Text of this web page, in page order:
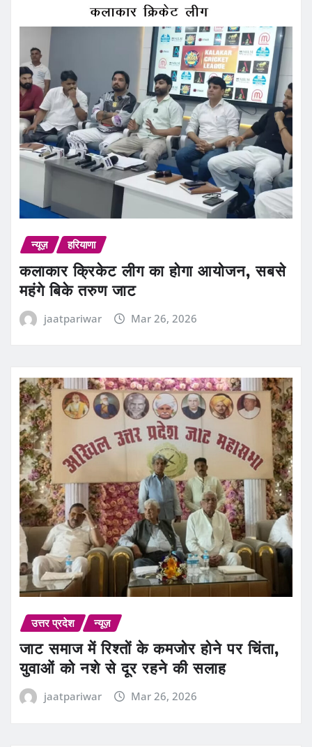
न्यूज़ हरियाणा
कलाकार क्रिकेट लीग का होगा आयोजन, सबसे
महंगे बिके तरुण जाट
jaatpariwar Mar 26, 2026
उत्तर प्रदेश न्यूज़
जाट समाज में रिश्तों के कमजोर होने पर चिंता,
युवाओं को नशे से दूर रहने की सलाह
jaatpariwar Mar 26, 2026